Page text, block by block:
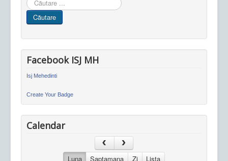
in
site
Căutare
Facebook ISJ MH
Isj Mehedinti
Create Your Badge
Calendar
Luna Saptamana Zi Lista